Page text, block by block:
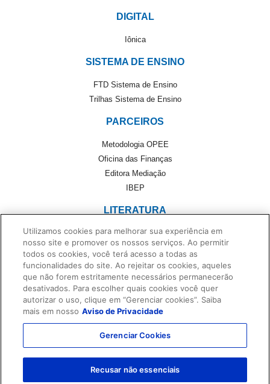
DIGITAL
Iônica
SISTEMA DE ENSINO
FTD Sistema de Ensino
Trilhas Sistema de Ensino
PARCEIROS
Metodologia OPEE
Oficina das Finanças
Editora Mediação
IBEP
LITERATURA
Literatura
Cultivando Leitores
Foreign Rights
Monteiro Lobato
Dentro da História
No Universo de Casa
Contato
© 2011 - 2025 FTD - Todos os direitos reservados.
Utilizamos cookies para melhorar sua experiência em
nosso site e promover os nossos serviços. Ao permitir
todos os cookies, você terá acesso a todas as
funcionalidades do site. Ao rejeitar os cookies, aqueles
que não forem estritamente necessários permanecerão
desativados. Para escolher quais cookies você quer
autorizar o uso, clique em “Gerenciar cookies”. Saiba
mais em nosso Aviso de Privacidade
Gerenciar Cookies
Recusar não essenciais